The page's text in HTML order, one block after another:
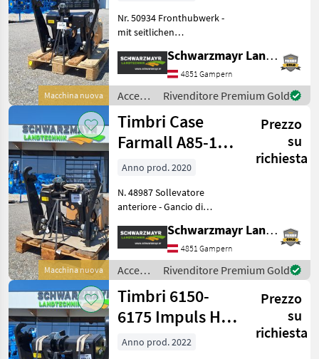
Macchina nuova
Nr. 50934 Fronthubwerk -
mit seitlichen
Fanghacken Kat 2 - mit
Frontoberlenker - mit DW
Hubzylinder mit
Absperhahn - mit 2
Hydraulikleitun
Schwarzmayr Landtechnik GmbH - Gampern
4851 Gampern
Accessori
per
trattore
/
Stemplinger
Rivenditore Premium Gold
Macchina nuova
Timbri Case
Farmall A85-115
Albero di
trasmissione
anteriore
Prezzo
su
richiesta
Anno prod. 2020
N. 48987 Sollevatore
anteriore - Gancio di
superiore cat. II - Cilindro di
sollevamento DW - 2 tubi
verso la parte anteriore Il
team d
Schwarzmayr Landtechnik GmbH - Gampern
4851 Gampern
Accessori
per
trattore
/
Stemplinger
Rivenditore Premium Gold
Timbri 6150-
6175 Impuls H
Fro
Prezzo
su
richiesta
Anno prod. 2022